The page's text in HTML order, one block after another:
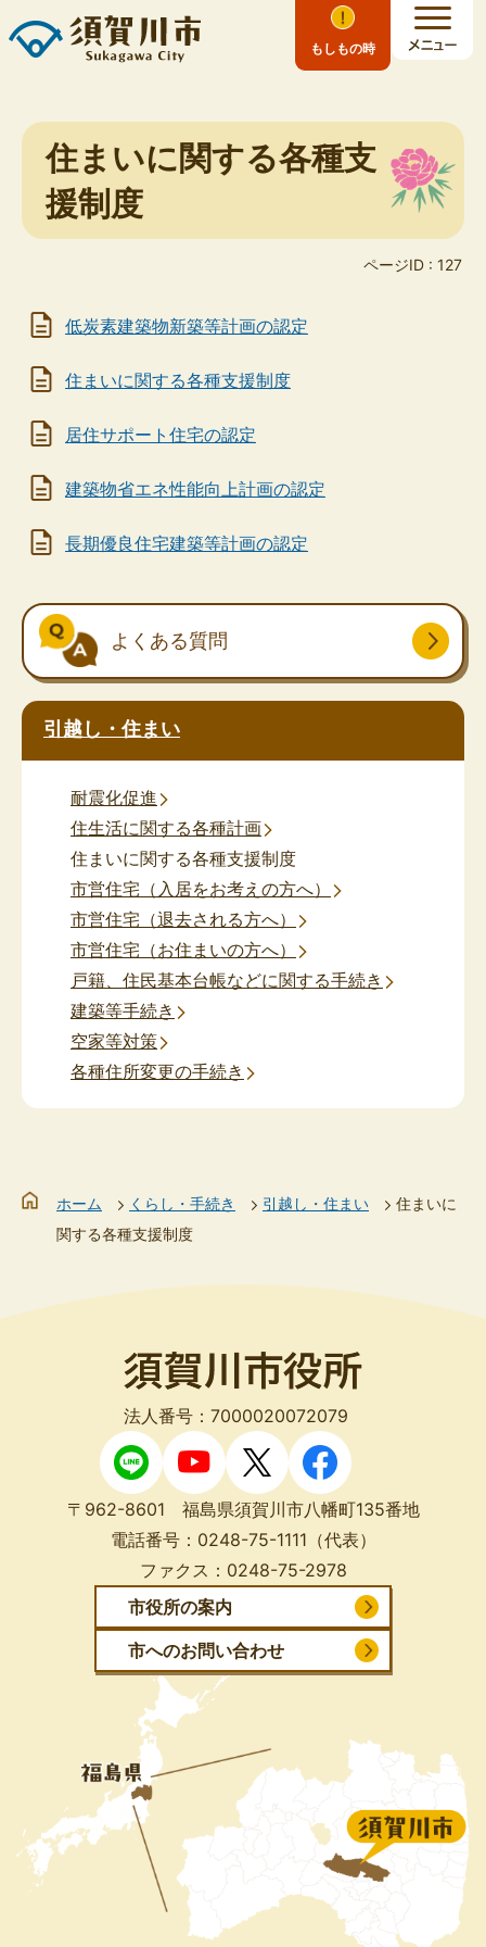
もしもの時
住まいに関する各種支
援制度
ページID : 127
低炭素建築物新築等計画の認定
住まいに関する各種支援制度
居住サポート住宅の認定
建築物省エネ性能向上計画の認定
長期優良住宅建築等計画の認定
よくある質問
引越し・住まい
耐震化促進
住生活に関する各種計画
住まいに関する各種支援制度
市営住宅（入居をお考えの方へ）
市営住宅（退去される方へ）
市営住宅（お住まいの方へ）
戸籍、住民基本台帳などに関する手続き
建築等手続き
空家等対策
各種住所変更の手続き
ホーム くらし・手続き 引越し・住まい
住まいに
関する各種支援制度
法人番号：7000020072079
〒962-8601 福島県須賀川市八幡町135番地
電話番号： 0248-75-1111 （代表）
ファクス： 0248-75-2978
市役所の案内
市へのお問い合わせ